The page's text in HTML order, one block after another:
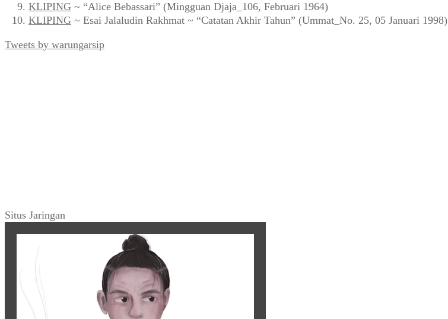
KLIPING ~ “Alice Bebassari” (Mingguan Djaja_106, Februari 1964)
KLIPING ~ Esai Jalaludin Rakhmat ~ “Catatan Akhir Tahun” (Ummat_No. 25, 05 Januari 1998)
Tweets by warungarsip
Situs Jaringan